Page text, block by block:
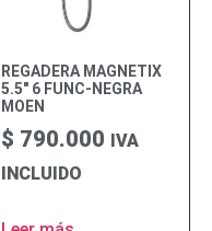
REGADERA MAGNETIX
5.5″ 6 FUNC-NEGRA
MOEN
$ 790.000 IVA
INCLUIDO